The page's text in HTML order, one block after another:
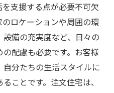
支援する点が必要不可欠
ロケーションや周囲の環
備の充実度など、日々の
配慮も必要です。お客様
分たちの生活スタイルに
ことです。注文住宅は、